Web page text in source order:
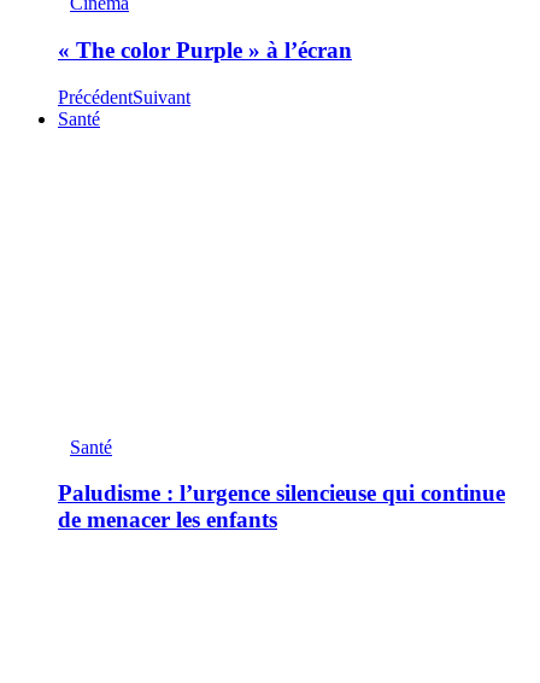
« The color Purple » à l’écran
PrécédentSuivant
Santé
Santé
Paludisme : l’urgence silencieuse qui continue
de menacer les enfants